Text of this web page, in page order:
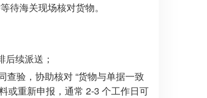
待海关现场核对货物。
后续派送；
查验，协助核对 “货物与单据一致
或重新申报，通常 2-3 个工作日可